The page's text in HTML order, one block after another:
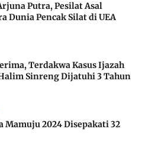
Putra, Pesilat Asal
Dunia Pencak Silat di UEA
Terdakwa Kasus Ijazah
Sinreng Dijatuhi 3 Tahun
Mamuju 2024 Disepakati 32